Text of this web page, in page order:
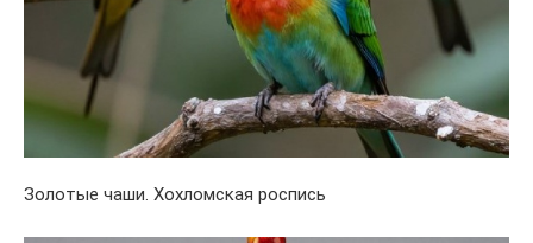
Золотые чаши. Хохломская роспись